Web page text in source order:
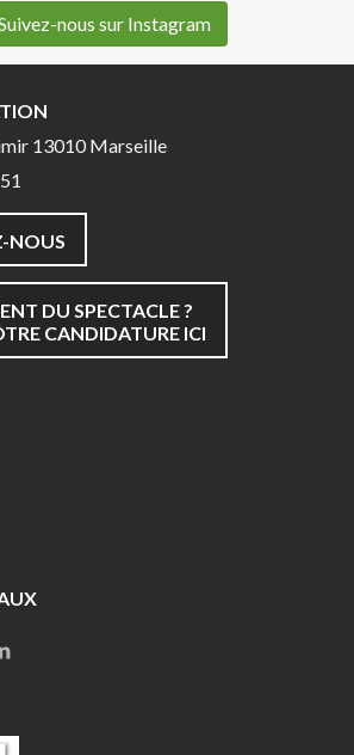
nous sur Instagram
13010 Marseille
NOUS
DU SPECTACLE ?
CANDIDATURE ICI